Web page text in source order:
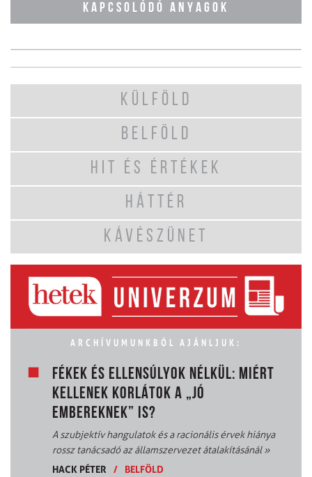
KAPCSOLÓDÓ ANYAGOK
KÜLFÖLD
BELFÖLD
HIT ÉS ÉRTÉKEK
HÁTTÉR
KÁVÉSZÜNET
ARCHÍVUMUNKBÓL AJÁNLJUK:
FÉKEK ÉS ELLENSÚLYOK NÉLKÜL: MIÉRT
KELLENEK KORLÁTOK A „JÓ
EMBEREKNEK” IS?
A szubjektív hangulatok és a racionális érvek hiánya
rossz tanácsadó az államszervezet átalakításánál»
HACK PÉTER
/ BELFÖLD